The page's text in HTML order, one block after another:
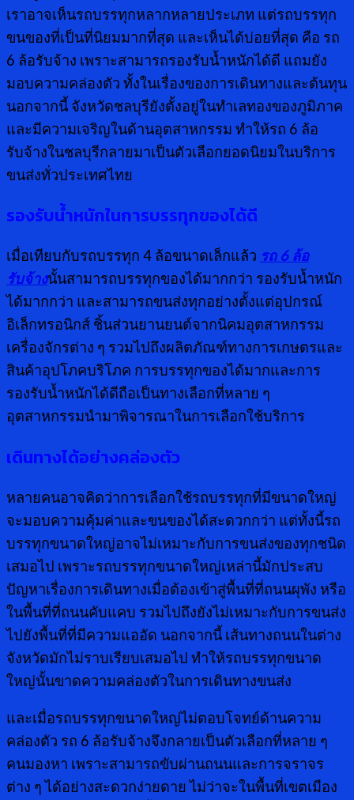
เราอาจเห็นรถบรรทุกหลากหลายประเภท แต่รถบรรทุก
ขนของที่เป็นที่นิยมมากที่สุด และเห็นได้บ่อยที่สุด คือ รถ
6 ล้อรับจ้าง เพราะสามารถรองรับน้ำหนักได้ดี แถมยัง
มอบความคล่องตัว ทั้งในเรื่องของการเดินทางและต้นทุน
นอกจากนี้ จังหวัดชลบุรียังตั้งอยู่ในทำเลทองของภูมิภาค
และมีความเจริญในด้านอุตสาหกรรม ทำให้รถ 6 ล้อ
รับจ้างในชลบุรีกลายมาเป็นตัวเลือกยอดนิยมในบริการ
ขนส่งทั่วประเทศไทย
รองรับน้ำหนักในการบรรทุกของได้ดี
เมื่อเทียบกับรถบรรทุก 4 ล้อขนาดเล็กแล้ว รถ 6 ล้อ
รับจ้างนั้นสามารถบรรทุกของได้มากกว่า รองรับน้ำหนัก
ได้มากกว่า และสามารถขนส่งทุกอย่างตั้งแต่อุปกรณ์
อิเล็กทรอนิกส์ ชิ้นส่วนยานยนต์จากนิคมอุตสาหกรรม
เครื่องจักรต่าง ๆ รวมไปถึงผลิตภัณฑ์ทางการเกษตรและ
สินค้าอุปโภคบริโภค การบรรทุกของได้มากและการ
รองรับน้ำหนักได้ดีถือเป็นทางเลือกที่หลาย ๆ
อุตสาหกรรมนำมาพิจารณาในการเลือกใช้บริการ
เดินทางได้อย่างคล่องตัว
หลายคนอาจคิดว่าการเลือกใช้รถบรรทุกที่มีขนาดใหญ่
จะมอบความคุ้มค่าและขนของได้สะดวกกว่า แต่ทั้งนี้รถ
บรรทุกขนาดใหญ่อาจไม่เหมาะกับการขนส่งของทุกชนิด
เสมอไป เพราะรถบรรทุกขนาดใหญ่เหล่านี้มักประสบ
ปัญหาเรื่องการเดินทางเมื่อต้องเข้าสู่พื้นที่ที่ถนนผุพัง หรือ
ในพื้นที่ที่ถนนคับแคบ รวมไปถึงยังไม่เหมาะกับการขนส่ง
ไปยังพื้นที่ที่มีความแออัด นอกจากนี้ เส้นทางถนนในต่าง
จังหวัดมักไม่ราบเรียบเสมอไป ทำให้รถบรรทุกขนาด
ใหญ่นั้นขาดความคล่องตัวในการเดินทางขนส่ง
และเมื่อรถบรรทุกขนาดใหญ่ไม่ตอบโจทย์ด้านความ
คล่องตัว รถ 6 ล้อรับจ้างจึงกลายเป็นตัวเลือกที่หลาย ๆ
คนมองหา เพราะสามารถขับผ่านถนนและการจราจร
ต่าง ๆ ได้อย่างสะดวกง่ายดาย ไม่ว่าจะในพื้นที่เขตเมือง